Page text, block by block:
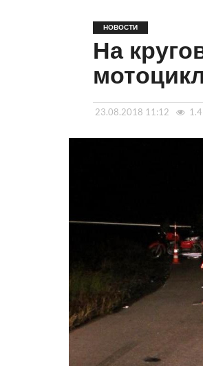
НОВОСТИ
На
23.08.2018 11:12